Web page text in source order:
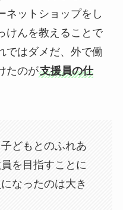
ネットショップをし
けんを教えることで
ではダメだ、外で働
たのが支援員の仕
どもとのふれあ
を目指すことに
なったのは大き